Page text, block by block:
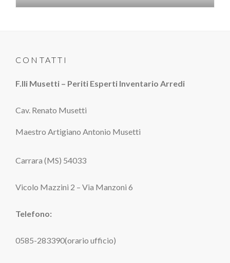
CONTATTI
F.lli Musetti – Periti Esperti Inventario Arredi
Cav. Renato Musetti
Maestro Artigiano Antonio Musetti
Carrara (MS) 54033
Vicolo Mazzini 2 – Via Manzoni 6
Telefono:
0585-283390(orario ufficio)